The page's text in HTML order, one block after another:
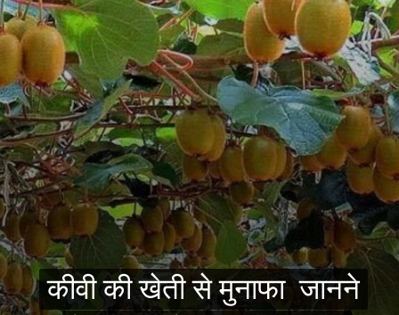
कीवी की खेती से मुनाफा जानने
कीवी की खेती से मुनाफा जानने